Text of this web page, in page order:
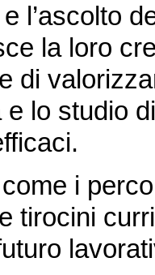
e l’ascolto
la loro
di
lo studio
i
tirocini